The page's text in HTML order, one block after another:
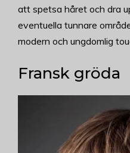
att spetsa håret och dra
eventuella tunnare
modern och ungdomlig
Fransk gröda